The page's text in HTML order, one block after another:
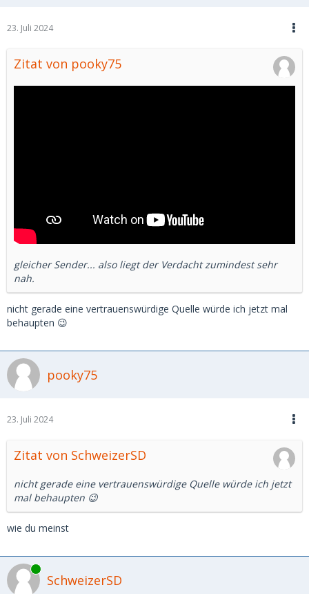
23. Juli 2024
Zitat von pooky75
gleicher Sender... also liegt der Verdacht zumindest sehr
nah.
nicht gerade eine vertrauenswürdige Quelle würde ich jetzt mal
behaupten 😉
pooky75
23. Juli 2024
Zitat von SchweizerSD
nicht gerade eine vertrauenswürdige Quelle würde ich jetzt
mal behaupten 😉
wie du meinst
Online
SchweizerSD